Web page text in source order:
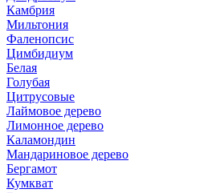
Камбрия
Мильтония
Фаленопсис
Цимбидиум
Белая
Голубая
Цитрусовые
Лаймовое дерево
Лимонное дерево
Каламондин
Мандариновое дерево
Бергамот
Кумкват